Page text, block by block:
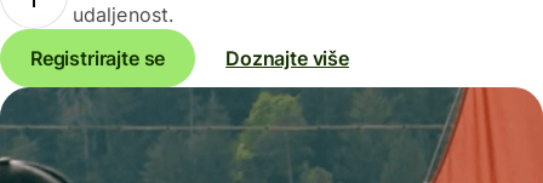
udaljenost.
Registrirajte se
Doznajte više